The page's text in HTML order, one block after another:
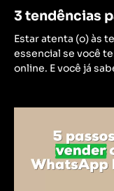
3 tendências
Estar atenta (o) às
essencial se você
online. E você já